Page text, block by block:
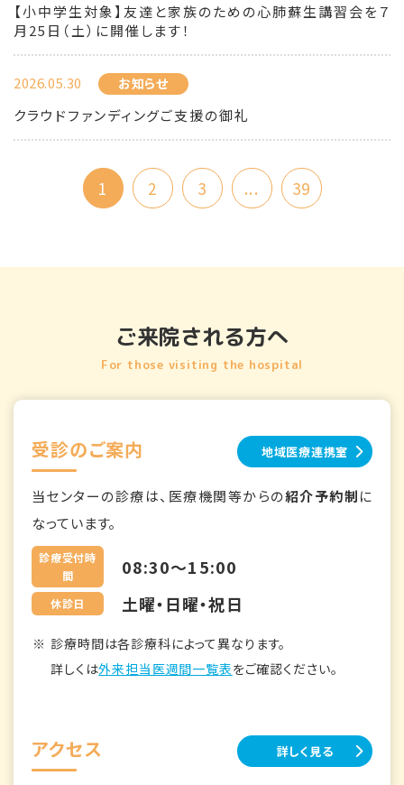
【小中学生対象】友達と家族のための心肺蘇生講習会を７
月25日（土）に開催します！
2026.05.30 お知らせ
クラウドファンディングご支援の御礼
1 2 3 ... 39
ご来院される方へ
For those visiting the hospital
受診のご案内 地域医療連携室
当センターの診療は、医療機関等からの紹介予約制に
なっています。
診療受付時
間
08:30～15:00
休診日 土曜・日曜・祝日
診療時間は各診療科によって異なります。
詳しくは外来担当医週間一覧表をご確認ください。
アクセス 詳しく見る